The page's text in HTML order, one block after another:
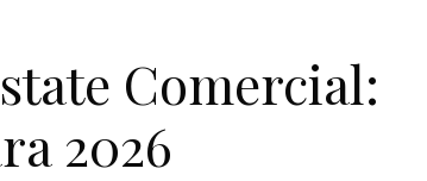
Comercial:
2026